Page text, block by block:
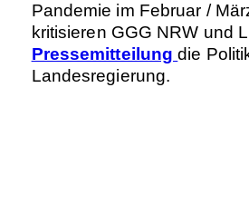
Pandemie im Februar /
kritisieren GGG NRW und
Pressemitteilungdie
Landesregierung.